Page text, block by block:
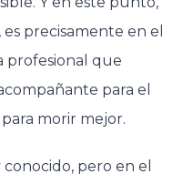
precisamente en el
profesional que
para el
morir mejor.
pero en el